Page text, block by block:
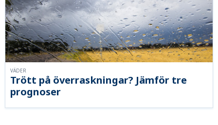
Trött på överraskningar? Jämför tre
prognoser
VÄDER